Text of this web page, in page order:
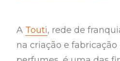
A Touti, rede de
na criação e